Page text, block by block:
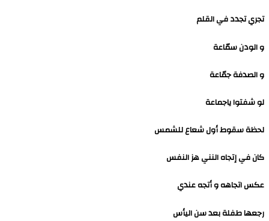
تجري تجدد في القلم
و الودن سمّاعة
و الصدفة جمّاعة
لو شفتوا ياجماعة
لحظة سقوط أول شعاع للشمس
كان في إتجاه النني هز النفس
عكس اتجاهه و أتجه عندي
رجعها طفلة بعد سن اليأس